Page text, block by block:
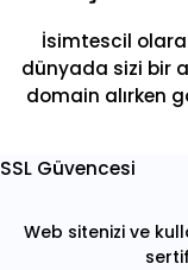
İsimtescil
dünyada sizi bir
domain alırken
SSL Güvencesi
Web sitenizi ve